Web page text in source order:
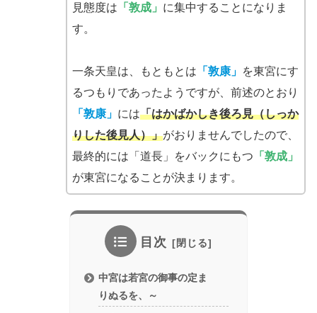
見態度は 「敦成」 に集中することになりま
す。
一条天皇は、もともとは 「敦康」 を東宮にす
るつもりであったようですが、前述のとおり
「敦康」 には「はかばかしき後ろ見（しっか
りした後見人）」がおりませんでしたので、
最終的には「道長」をバックにもつ 「敦成」
が東宮になることが決まります。
目次
中宮は若宮の御事の定ま
りぬるを、～